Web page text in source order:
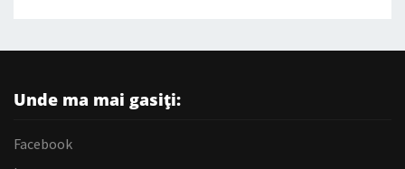
Unde ma mai gasiți:
Facebook